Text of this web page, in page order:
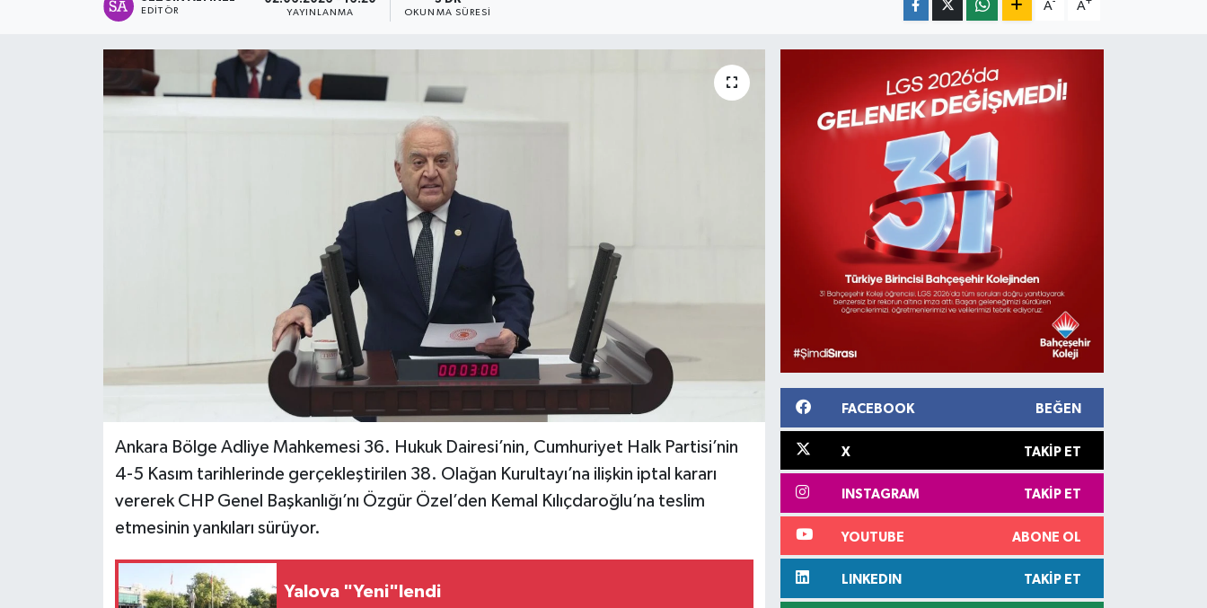
EDITÖR YAYINLANMA OKUNMA SÜRESI
A A
Ankara Bölge Adliye Mahkemesi 36. Hukuk Dairesi’nin, Cumhuriyet Halk Partisi’nin
4-5 Kasım tarihlerinde gerçekleştirilen 38. Olağan Kurultayı’na ilişkin iptal kararı
vererek CHP Genel Başkanlığı’nı Özgür Özel’den Kemal Kılıçdaroğlu’na teslim
etmesinin yankıları sürüyor.
Yalova "Yeni"lendi
FACEBOOK BEĞEN
X TAKIP ET
INSTAGRAM TAKIP ET
YOUTUBE ABONE OL
LINKEDIN TAKIP ET